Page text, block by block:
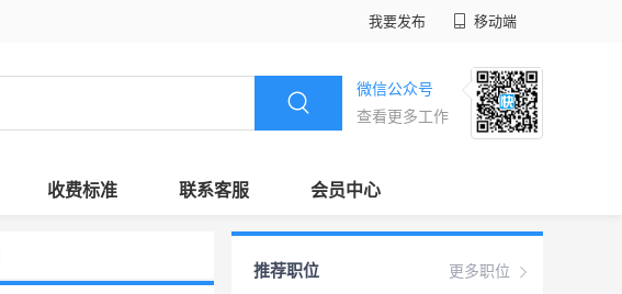
我要发布 移动端
微信公众号
查看更多工作
收费标准 联系客服 会员中心
更多职位
推荐职位